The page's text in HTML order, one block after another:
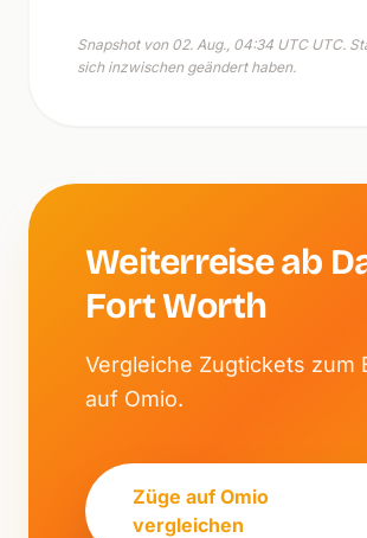
Snapshot von 02. Aug., 04:34 UTC UTC.
sich inzwischen geändert haben.
Weiterreise ab
Fort Worth
Vergleiche Zugtickets zum
auf Omio.
Züge auf Omio
vergleichen